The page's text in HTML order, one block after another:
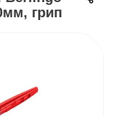
грип